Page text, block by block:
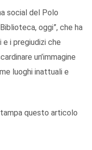
social del Polo
oggi”, che ha
i pregiudizi che
un’immagine
luoghi inattuali e
questo articolo